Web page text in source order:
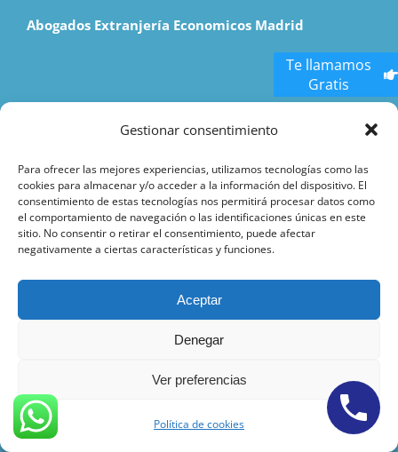
Gestionar consentimiento
Para ofrecer las mejores experiencias, utilizamos tecnologías como las
cookies para almacenar y/o acceder a la información del dispositivo. El
consentimiento de estas tecnologías nos permitirá procesar datos como
el comportamiento de navegación o las identificaciones únicas en este
sitio. No consentir o retirar el consentimiento, puede afectar
negativamente a ciertas características y funciones.
Aceptar
Denegar
Ver preferencias
Política de cookies
Abogados Extranjería Economicos Madrid
Abogados Divorcios Economicos Barcelona
Abogados Herencias Económicos Barcelona
Abogado Inmobiliario Económicos Barcelona
Abogados Bancarios Económicos Barcelona
Abogados Extranjería Económicos Barcelona
Te llamamos
Gratis